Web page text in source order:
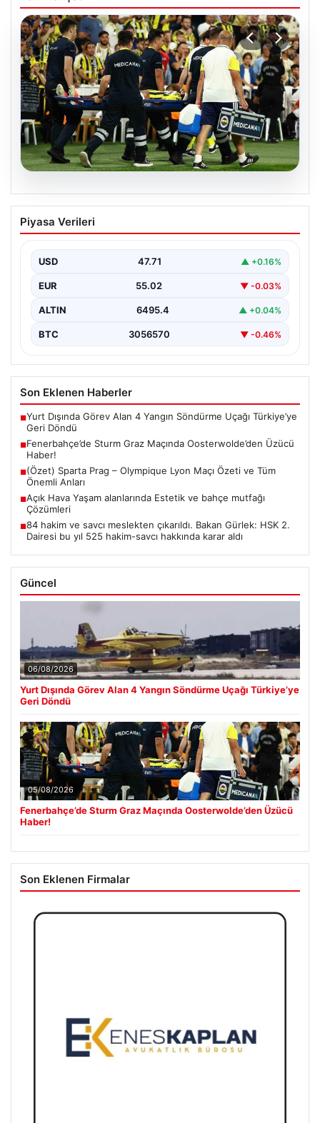
05.08.2026
Fenerbahçe’de Sturm Graz Maçında
Oosterwolde’den Üzücü Haber!
gerçekleşen heyecan dolu mücadelede Fenerbahçe'nin
Sturm Graz…
Piyasa Verileri
USD 47.71 ▲ +0.16%
EUR 55.02 ▼ -0.03%
ALTIN 6495.4 ▲ +0.04%
BTC 3056570 ▼ -0.46%
Son Eklenen Haberler
■Yurt Dışında Görev Alan 4 Yangın Söndürme Uçağı Türkiye’ye
Geri Döndü
■Fenerbahçe’de Sturm Graz Maçında Oosterwolde’den Üzücü
Haber!
■(Özet) Sparta Prag – Olympique Lyon Maçı Özeti ve Tüm
Önemli Anları
■Açık Hava Yaşam alanlarında Estetik ve bahçe mutfağı
Çözümleri
■84 hakim ve savcı meslekten çıkarıldı. Bakan Gürlek: HSK 2.
Dairesi bu yıl 525 hakim-savcı hakkında karar aldı
Güncel
06/08/2026
Yurt Dışında Görev Alan 4 Yangın Söndürme Uçağı Türkiye’ye
Geri Döndü
05/08/2026
Fenerbahçe’de Sturm Graz Maçında Oosterwolde’den Üzücü
Haber!
Son Eklenen Firmalar